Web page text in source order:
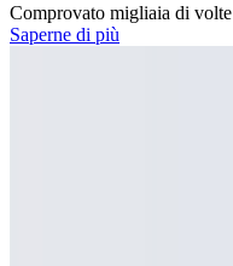
Comprovato migliaia di volte
Saperne di più